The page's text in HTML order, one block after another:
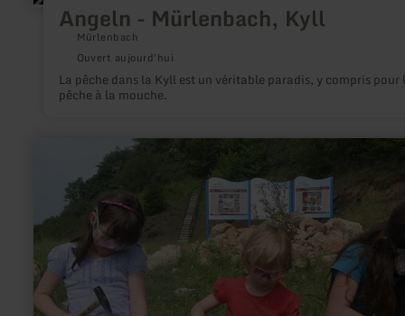
Angeln - Mürlenbach, Kyll
Mürlenbach
Ouvert aujourd'hui
La pêche dans la Kyll est un véritable paradis, y compris pour
pêche à la mouche.
Geoacker
Gerolstein